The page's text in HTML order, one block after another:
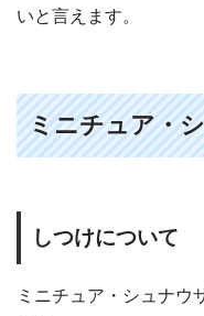
いと言えます。
ミニチュア・
しつけについて
ミニチュア・シュナウ